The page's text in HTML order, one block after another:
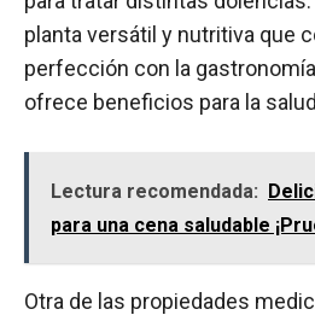
planta versátil y nutritiva que
perfección con la
ofrece beneficios para la
Lectura recomendada:
para una cena saludable
Otra de las propiedades